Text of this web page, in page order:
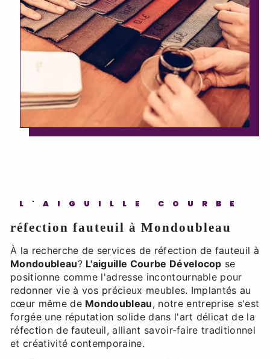
L'AIGUILLE COURBE
réfection fauteuil à Mondoubleau
À la recherche de services de réfection de fauteuil à
Mondoubleau? L'aiguille Courbe Dévelocop se
positionne comme l'adresse incontournable pour
redonner vie à vos précieux meubles. Implantés au
cœur même de Mondoubleau, notre entreprise s'est
forgée une réputation solide dans l'art délicat de la
réfection de fauteuil, alliant savoir-faire traditionnel
et créativité contemporaine.